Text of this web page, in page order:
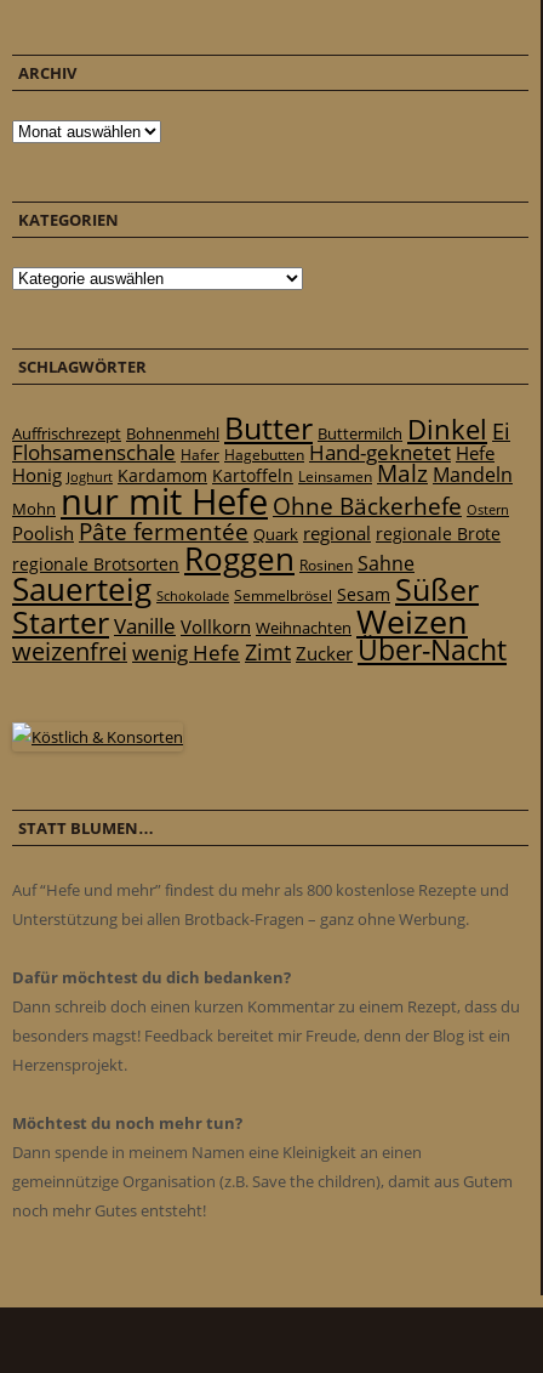
ARCHIV
Archiv
KATEGORIEN
Kategorien
SCHLAGWÖRTER
Auffrischrezept Bohnenmehl Butter Buttermilch Dinkel Ei
Flohsamenschale Hafer Hagebutten Hand-geknetet Hefe
Honig Joghurt Kardamom Kartoffeln Leinsamen Malz Mandeln
Mohn nur mit Hefe Ohne Bäckerhefe Ostern
Poolish Pâte fermentée Quark regional regionale Brote
regionale Brotsorten Roggen Rosinen Sahne
Sauerteig Schokolade Semmelbrösel Sesam Süßer
StarterVanille Vollkorn Weihnachten Weizen
weizenfrei wenig Hefe ZimtZuckerÜber-Nacht
STATT BLUMEN…
Auf “Hefe und mehr” findest du mehr als 800 kostenlose Rezepte und
Unterstützung bei allen Brotback-Fragen – ganz ohne Werbung.
Dafür möchtest du dich bedanken?
Dann schreib doch einen kurzen Kommentar zu einem Rezept, dass du
besonders magst! Feedback bereitet mir Freude, denn der Blog ist ein
Herzensprojekt.
Möchtest du noch mehr tun?
Dann spende in meinem Namen eine Kleinigkeit an einen
gemeinnützige Organisation (z.B. Save the children), damit aus Gutem
noch mehr Gutes entsteht!